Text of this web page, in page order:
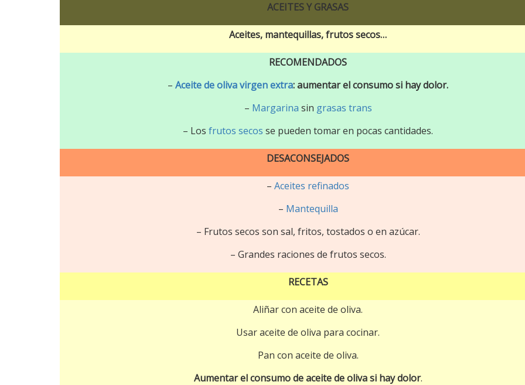
ACEITES Y GRASAS
Aceites, mantequillas, frutos secos…
RECOMENDADOS
–Aceite de oliva virgen extra: aumentar el consumo si hay dolor.
– Margarina sin grasas trans
– Losfrutos secos se pueden tomar en pocas cantidades.
DESACONSEJADOS
–Aceites refinados
– Mantequilla
– Frutos secos son sal, fritos, tostados o en azúcar.
– Grandes raciones de frutos secos.
RECETAS
Aliñar con aceite de oliva.
Usar aceite de oliva para cocinar.
Pan con aceite de oliva.
Aumentar el consumo de aceite de oliva si hay dolor.